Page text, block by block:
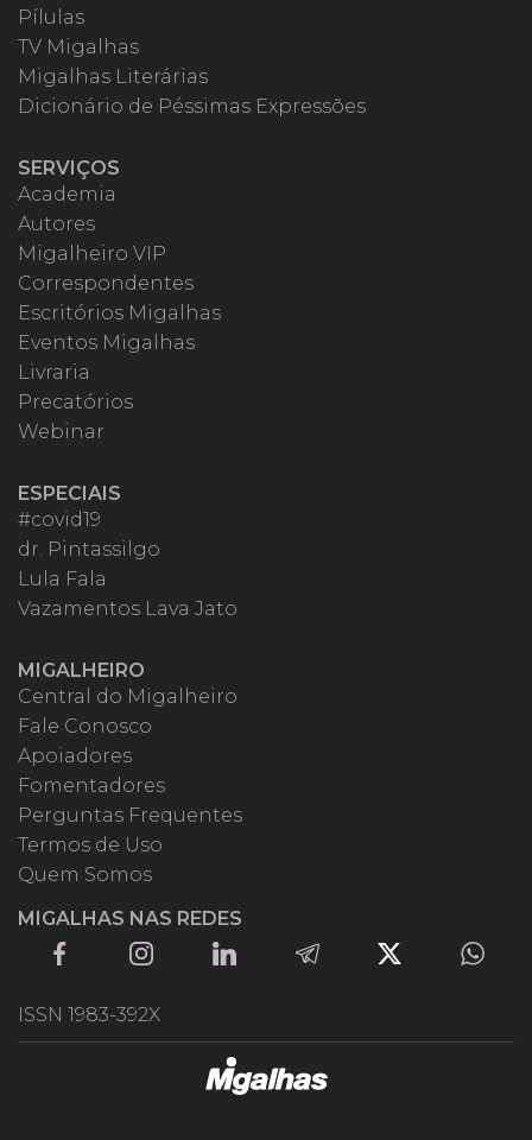
Pílulas
TV Migalhas
Migalhas Literárias
Dicionário de Péssimas Expressões
SERVIÇOS
Academia
Autores
Migalheiro VIP
Correspondentes
Escritórios Migalhas
Eventos Migalhas
Livraria
Precatórios
Webinar
ESPECIAIS
#covid19
dr. Pintassilgo
Lula Fala
Vazamentos Lava Jato
MIGALHEIRO
Central do Migalheiro
Fale Conosco
Apoiadores
Fomentadores
Perguntas Frequentes
Termos de Uso
Quem Somos
MIGALHAS NAS REDES
ISSN 1983-392X